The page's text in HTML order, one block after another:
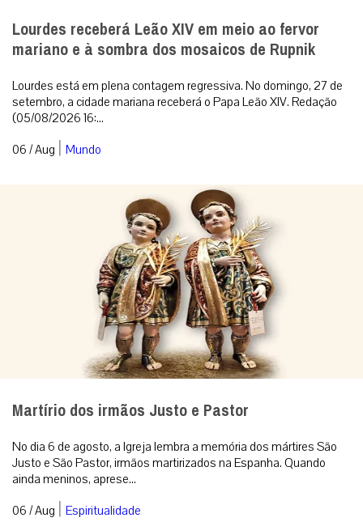
Lourdes receberá Leão XIV em meio ao fervor
mariano e à sombra dos mosaicos de Rupnik
Lourdes está em plena contagem regressiva. No domingo, 27 de
setembro, a cidade mariana receberá o Papa Leão XIV. Redação
(05/08/2026 16:...
06 / Aug | Mundo
Martírio dos irmãos Justo e Pastor
No dia 6 de agosto, a Igreja lembra a memória dos mártires São
Justo e São Pastor, irmãos martirizados na Espanha. Quando
ainda meninos, aprese...
06 / Aug | Espiritualidade